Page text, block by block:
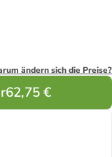
ändern sich die Preise?
62,75 €